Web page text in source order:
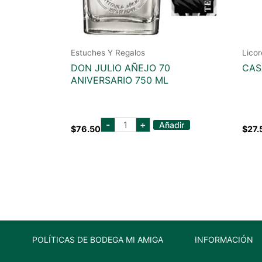
Estuches Y Regalos
DON JULIO AÑEJO 70
ANIVERSARIO 750 ML
$76.50 - don
julio
+ Añadir $
POLÍTICAS DE BODEGA MI AMIGA INFORMACIÓN